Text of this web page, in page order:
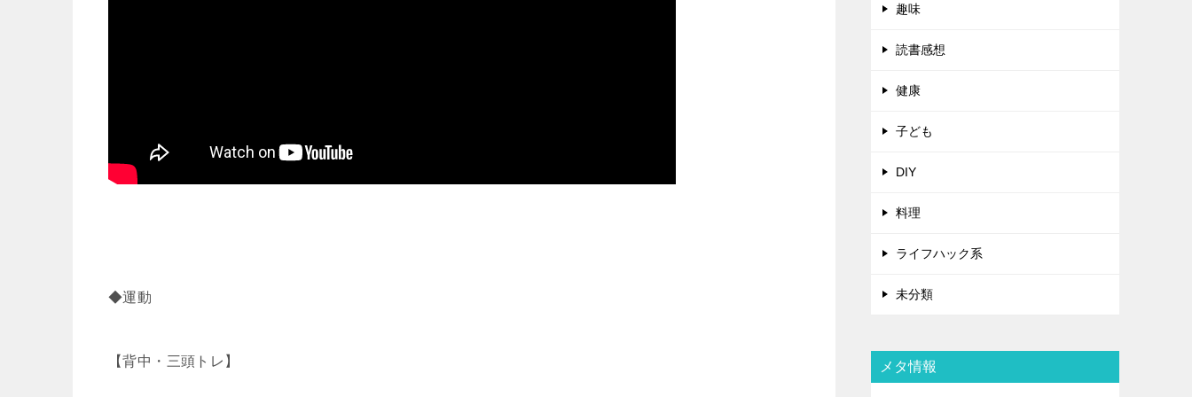
◆運動
【背中・三頭トレ】
趣味
読書感想
健康
子ども
DIY
料理
ライフハック系
未分類
メタ情報